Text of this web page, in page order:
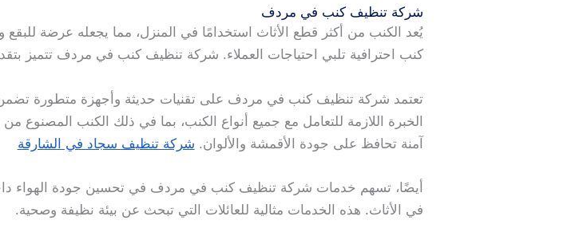
شركة تنظيف كنب في مردف
يُعد الكنب من أكثر قطع الأثاث استخدامًا في المنزل، مما يجعله عرضة
كنب احترافية تلبي احتياجات العملاء. شركة تنظيف كنب في مردف تتميز
تعتمد شركة تنظيف كنب في مردف على تقنيات حديثة وأجهزة متطورة تضمن
الخبرة اللازمة للتعامل مع جميع أنواع الكنب، بما في ذلك الكنب
آمنة تحافظ على جودة الأقمشة والألوان. شركة تنظيف سجاد في الشارقة
أيضًا، تسهم خدمات شركة تنظيف كنب في مردف في تحسين جودة الهواء داخل
في الأثاث. هذه الخدمات مثالية للعائلات التي تبحث عن بيئة نظيفة وصحية.